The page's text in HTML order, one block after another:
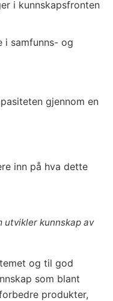
i kunnskapsfronten
i samfunns- og
gjennom en
inn på hva dette
utvikler kunnskap av
og til god
som blant
produkter,